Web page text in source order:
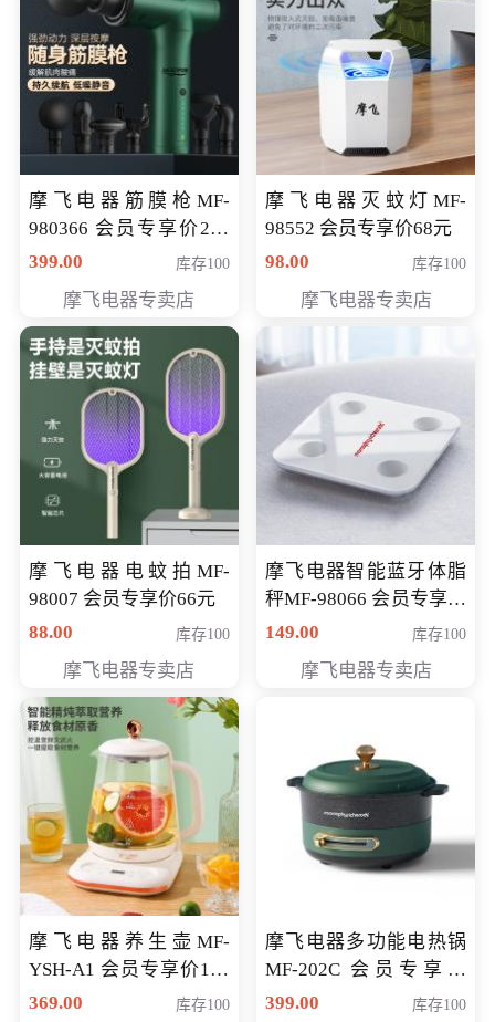
摩飞电器筋膜枪MF-
980366 会员专享价299
元
399.00 库存100
摩飞电器专卖店
摩飞电器灭蚊灯MF-
98552 会员专享价68元
98.00
库存100
摩飞电器专卖店
摩飞电器电蚊拍MF-
98007 会员专享价66元
88.00
库存100
摩飞电器专卖店
摩飞电器智能蓝牙体脂
秤MF-98066 会员专享价
98元
149.00 库存100
摩飞电器专卖店
摩飞电器养生壶MF-
YSH-A1 会员专享价198
元
369.00 库存100
摩飞电器多功能电热锅
MF-202C 会员专享价
269元
399.00 库存100